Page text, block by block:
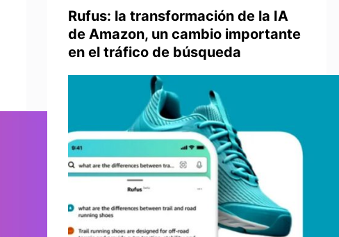
generados por
Ropa Recolor
Sustituye el color en 1 clic
imágenes Eliminador de fondo
Fondo transparente o de cualquier
color
Rufus: la transformación de la IA
de Amazon, un cambio importante
en el tráfico de búsqueda